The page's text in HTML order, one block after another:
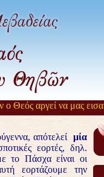
αργεί να μας
απότελεί μία
εορτές, δηλ.
το Πάσχα είναι οι
εορτάζουμε την